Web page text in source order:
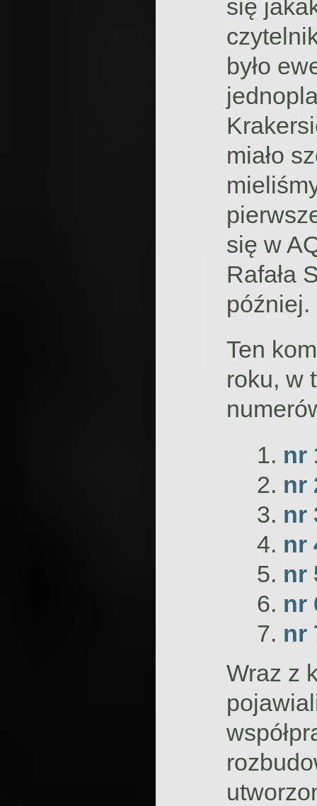
się
było
miało
się w
Rafała
później.
Ten
roku, w
nr
nr
nr
nr
nr
nr
nr
Wraz z